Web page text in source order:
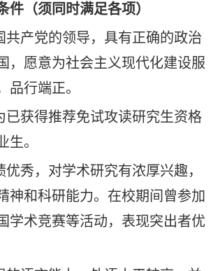
件（须同时满足各项）
共产党的领导，具有正确的政治
，愿意为社会主义现代化建设服
品行端正。
已获得推荐免试攻读研究生资格
生。
优秀，对学术研究有浓厚兴趣，
神和科研能力。在校期间曾参加
学术竞赛等活动，表现突出者优